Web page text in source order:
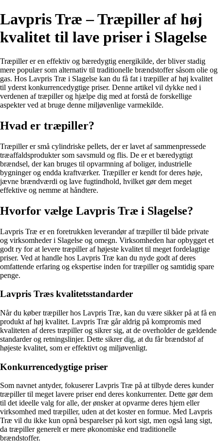
Lavpris Træ – Træpiller af høj
kvalitet til lave priser i Slagelse
Træpiller er en effektiv og bæredygtig energikilde, der bliver stadig
mere populær som alternativ til traditionelle brændstoffer såsom olie og
gas. Hos Lavpris Træ i Slagelse kan du få fat i træpiller af høj kvalitet
til yderst konkurrencedygtige priser. Denne artikel vil dykke ned i
verdenen af træpiller og hjælpe dig med at forstå de forskellige
aspekter ved at bruge denne miljøvenlige varmekilde.
Hvad er træpiller?
Træpiller er små cylindriske pellets, der er lavet af sammenpressede
træaffaldsprodukter som savsmuld og flis. De er et bæredygtigt
brændsel, der kan bruges til opvarmning af boliger, industrielle
bygninger og endda kraftværker. Træpiller er kendt for deres høje,
jævne brændværdi og lave fugtindhold, hvilket gør dem meget
effektive og nemme at håndtere.
Hvorfor vælge Lavpris Træ i Slagelse?
Lavpris Træ er en foretrukken leverandør af træpiller til både private
og virksomheder i Slagelse og omegn. Virksomheden har opbygget et
godt ry for at levere træpiller af højeste kvalitet til meget fordelagtige
priser. Ved at handle hos Lavpris Træ kan du nyde godt af deres
omfattende erfaring og ekspertise inden for træpiller og samtidig spare
penge.
Lavpris Træs kvalitetsstandarder
Når du køber træpiller hos Lavpris Træ, kan du være sikker på at få en
produkt af høj kvalitet. Lavpris Træ går aldrig på kompromis med
kvaliteten af deres træpiller og sikrer sig, at de overholder de gældende
standarder og retningslinjer. Dette sikrer dig, at du får brændstof af
højeste kvalitet, som er effektivt og miljøvenligt.
Konkurrencedygtige priser
Som navnet antyder, fokuserer Lavpris Træ på at tilbyde deres kunder
træpiller til meget lavere priser end deres konkurrenter. Dette gør dem
til det ideelle valg for alle, der ønsker at opvarme deres hjem eller
virksomhed med træpiller, uden at det koster en formue. Med Lavpris
Træ vil du ikke kun opnå besparelser på kort sigt, men også lang sigt,
da træpiller generelt er mere økonomiske end traditionelle
brændstoffer.